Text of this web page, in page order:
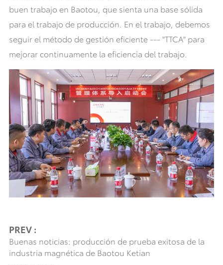
buen trabajo en Baotou, que sienta una base sólida
para el trabajo de producción. En el trabajo, debemos
seguir el método de gestión eficiente --- "TTCA" para
mejorar continuamente la eficiencia del trabajo.
PREV :
Buenas noticias: producción de prueba exitosa de la
industria magnética de Baotou Ketian